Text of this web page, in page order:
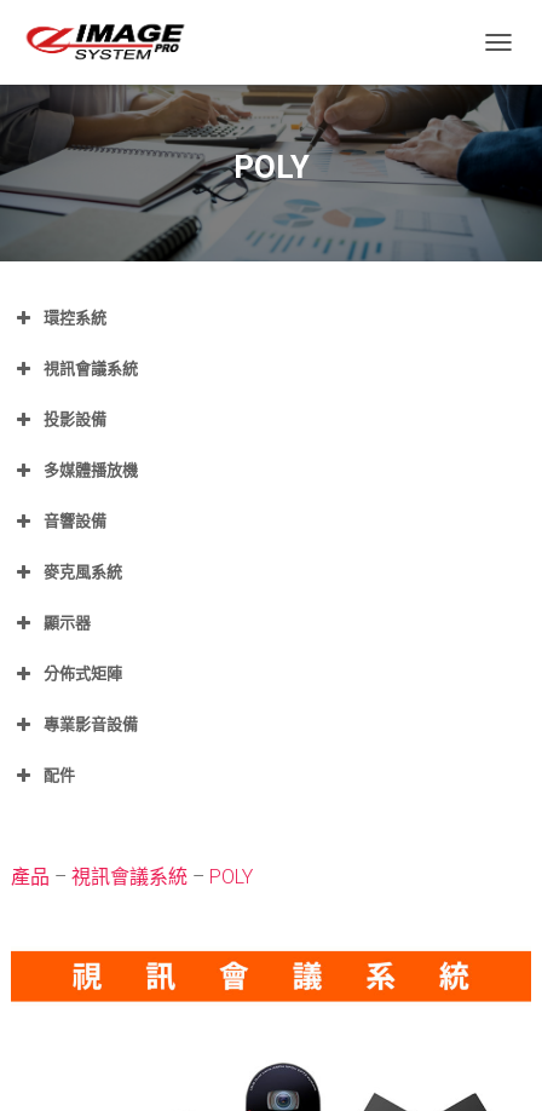
POLY
環控系統
視訊會議系統
投影設備
多媒體播放機
音響設備
麥克風系統
顯示器
分佈式矩陣
專業影音設備
配件
產品 – 視訊會議系統 – POLY